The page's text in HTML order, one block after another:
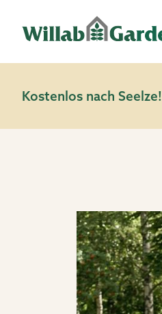
Kostenlos nach Seelze!